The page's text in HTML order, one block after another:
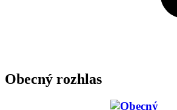
Obecný rozhlas